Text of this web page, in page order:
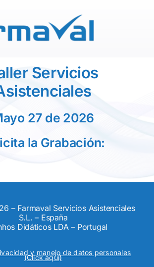
Servicios
27 de 2026
la Grabación:
– Farmaval Servicios Asistenciales
S.L. – España
Didáticos LDA – Portugal
y manejo de datos personales
(Click aquí)